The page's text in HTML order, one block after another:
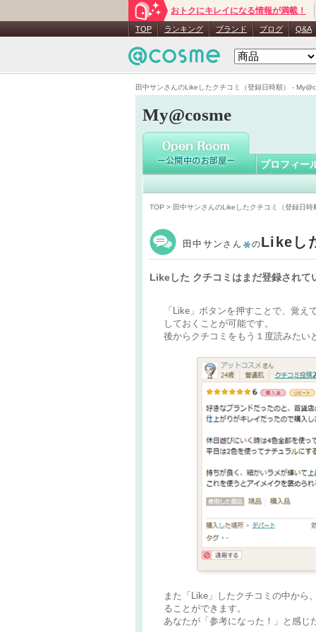
田中サンさんのLikeしたクチコミ（登録日時順） -
おトクにキレイになる情報が満載！
TOP ランキング ブランド ブログ Q&A
My@cosme
田中サン
プロフィー
TOP > 田中サンさんのLikeしたクチコミ（登録日時
田中サン さん のLikeし
Likeした クチコミはまだ登録されて
「Like」ボタンを押すことで、覚
しておくことが可能です。
後からクチコミをもう１度読みたい
また「Like」したクチコミの中から
ることができます。
あなたが「参考になった！」と感じ